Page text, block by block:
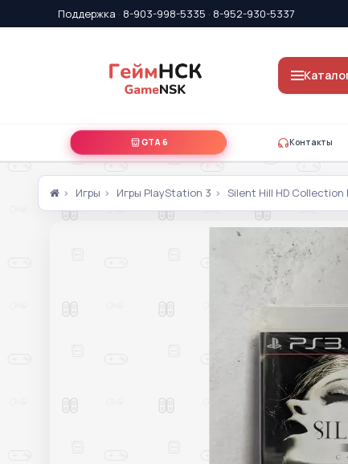
Поддержка · 8-903-998-5335 · 8-952-930-5337
GTA 6 Контакты
Игры Игры PlayStation 3 Silent Hill HD Collection